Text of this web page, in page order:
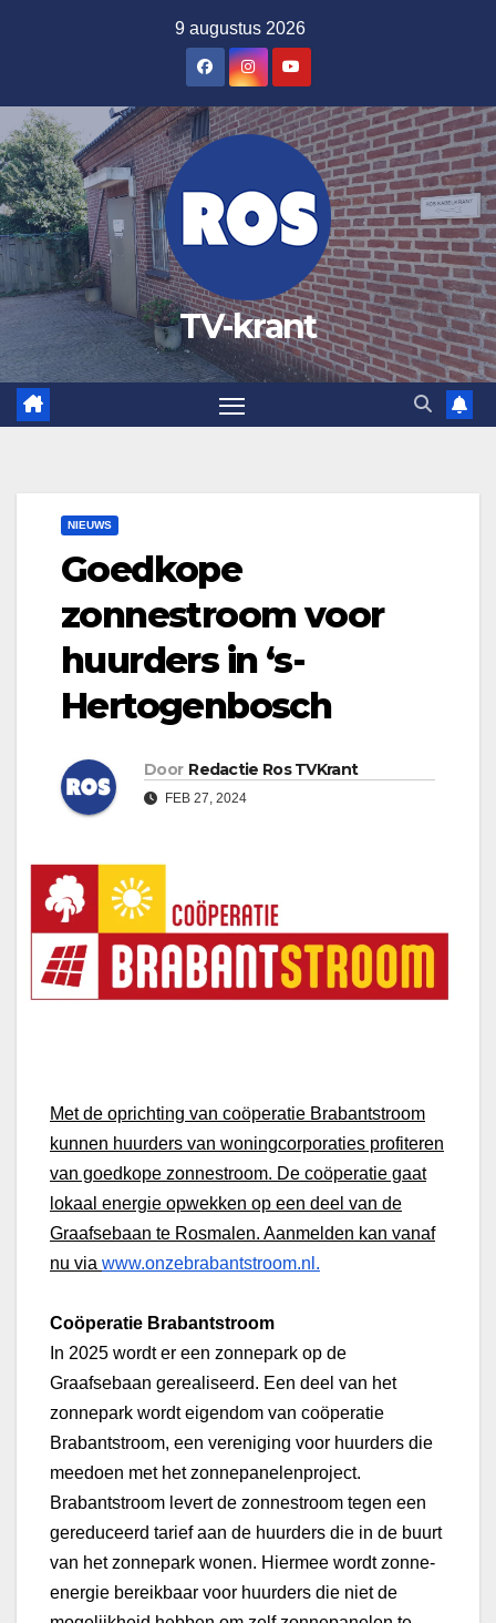
inhoud
9 augustus 2026
TV-krant
NIEUWS
Goedkope
zonnestroom voor
huurders in ‘s-
Hertogenbosch
Door Redactie Ros TVKrant
FEB 27, 2024
Met de oprichting van coöperatie Brabantstroom
kunnen huurders van woningcorporaties profiteren
van goedkope zonnestroom. De coöperatie gaat
lokaal energie opwekken op een deel van de
Graafsebaan te Rosmalen. Aanmelden kan vanaf
nu via www.onzebrabantstroom.nl.
Coöperatie Brabantstroom
In 2025 wordt er een zonnepark op de
Graafsebaan gerealiseerd. Een deel van het
zonnepark wordt eigendom van coöperatie
Brabantstroom, een vereniging voor huurders die
meedoen met het zonnepanelenproject.
Brabantstroom levert de zonnestroom tegen een
gereduceerd tarief aan de huurders die in de buurt
van het zonnepark wonen. Hiermee wordt zonne-
energie bereikbaar voor huurders die niet de